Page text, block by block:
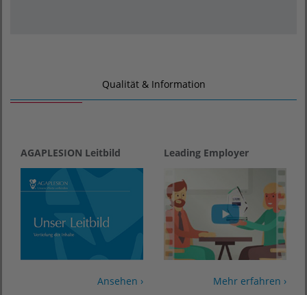
Qualität & Information
AGAPLESION Leitbild
Ansehen ›
Leading Employer
Mehr erfahren ›